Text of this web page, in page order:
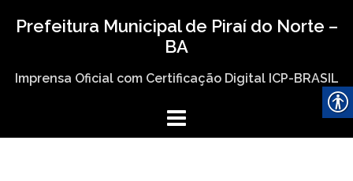
Prefeitura Municipal de Piraí do Norte –
BA
Imprensa Oficial com Certificação Digital ICP-BRASIL